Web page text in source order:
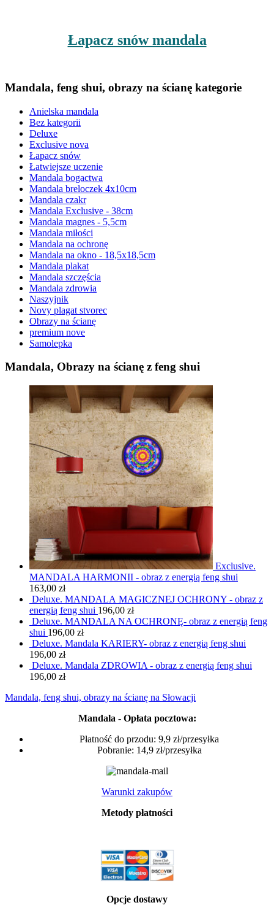
Łapacz snów mandala
Mandala, feng shui, obrazy na ścianę kategorie
Anielska mandala
Bez kategorii
Deluxe
Exclusive nova
Łapacz snów
Łatwiejsze uczenie
Mandala bogactwa
Mandala breloczek 4x10cm
Mandala czakr
Mandala Exclusive - 38cm
Mandala magnes - 5,5cm
Mandala miłości
Mandala na ochronę
Mandala na okno - 18,5x18,5cm
Mandala plakat
Mandala szczęścia
Mandala zdrowia
Naszyjnik
Novy plagat stvorec
Obrazy na ścianę
premium nove
Samolepka
Mandala, Obrazy na ścianę z feng shui
Exclusive.
MANDALA HARMONII - obraz z energią feng shui
163,00 zł
Deluxe. MANDALA MAGICZNEJ OCHRONY - obraz z
energią feng shui 196,00 zł
Deluxe. MANDALA NA OCHRONĘ- obraz z energią feng
shui 196,00 zł
Deluxe. Mandala KARIERY- obraz z energią feng shui
196,00 zł
Deluxe. Mandala ZDROWIA - obraz z energią feng shui
196,00 zł
Mandala, feng shui, obrazy na ścianę na Słowacji
Mandala - Opłata pocztowa:
Płatność do przodu: 9,9 zł/przesyłka
Pobranie: 14,9 zł/przesyłka
Warunki zakupów
Metody płatności
Opcje dostawy